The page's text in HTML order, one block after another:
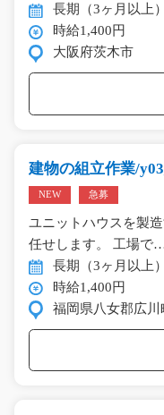
長期（3ヶ月以上）
時給1,400円
大阪府茨木市
建物の組立作業/
NEW 急募
ユニットハウスを製
任せします。 工場で
長期（3ヶ月以上）
時給1,400円
福岡県八女郡広川